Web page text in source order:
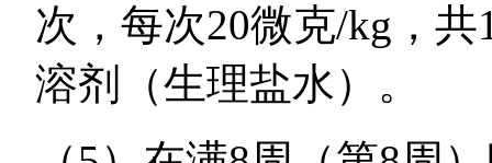
次，每次20微克/kg，
溶剂（生理盐水）。